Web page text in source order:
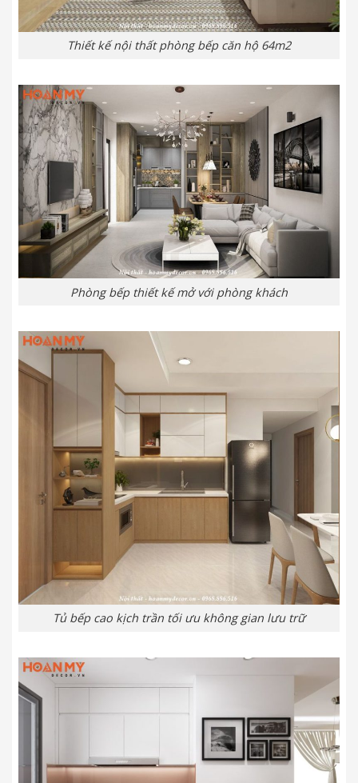
Thiết kế nội thất phòng bếp căn hộ 64m2
Phòng bếp thiết kế mở với phòng khách
Tủ bếp cao kịch trần tối ưu không gian lưu trữ